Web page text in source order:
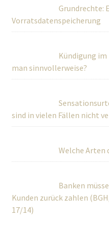
Grundrechte:
Vorratsdatenspeicherung
Kündigung
man sinnvollerweise?
sind in vielen Fällen nicht
Welche Arten
Banken
Kunden zurück zahlen
17/14)